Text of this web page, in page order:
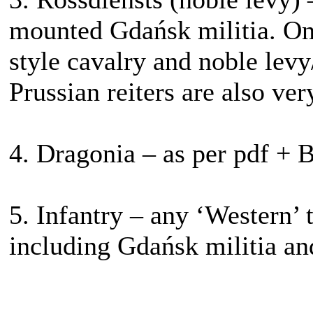
mounted Gdańsk militia.
style cavalry and noble
Prussian reiters are also
4. Dragonia – as per pdf +
5. Infantry – any
including Gdańsk militia